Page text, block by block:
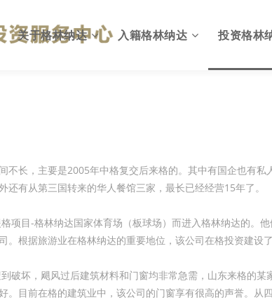
关于格林纳达
国旗与国徽
格林纳达政府
格林纳达税收
格林纳达生活
入籍格林纳达
投资移民计划优势
投资入籍申请资格
投资入籍投资方式
投资入籍申请流程
投资格林
投资格林纳
格林纳达投资
格林纳达税
格林纳达投
不长，主要是2005年中格复交后来格的。其中有国企也有私
有从第三国转来的华人餐馆三家，最长已经经营15年了。
项目-格林纳达国家体育场（板球场）而进入格林纳达的。
根据旅游业在格林纳达的重要地位，该公司在格投资建设
破坏，飓风过后建筑材料和门窗均非常急需，山东来格的
。目前在格的建筑业中，该公司的门窗享有很高的声誉。从